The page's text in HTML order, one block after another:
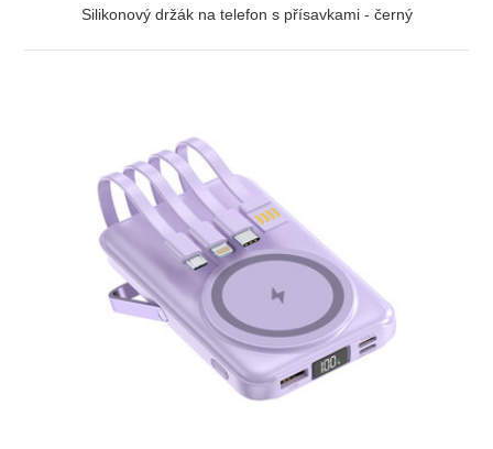
Silikonový držák na telefon s přísavkami - černý